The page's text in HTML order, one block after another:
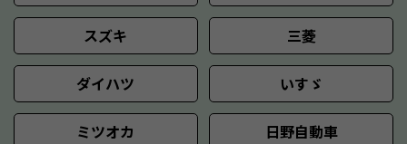
スズキ 三菱
ダイハツ いすゞ
ミツオカ 日野自動車